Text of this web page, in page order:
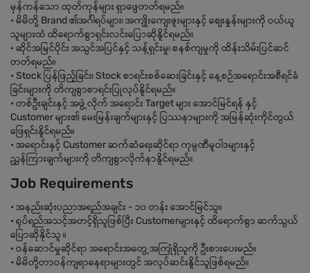
မှန်ကန်သော ထုတ်ကုန်များ ရှာဖွေတတ်ရမည်။
• မိမိတို့ Brand ၏အင်္ဂါရပ်များ၊ အကျိုးကျေးဇူးများနှင့် စျေးနှုန်းများကို ဝယ်ယူ
သူများထံ ထိရောက်စွာရှင်းလင်းပြောဆိုနိူင်ရမည်။
• ဆိုင်အမြင်ပိုင်း အသွင်အပြင်နှင့် သန့်ရှင်းမှု၊ စနစ်ကျမှုကို ထိန်းသိမ်းပြင်ဆင်
တတ်ရမည်။
• Stock ပြန်ဖြည့်ခြင်း၊ Stock စာရင်းစစ်ဆေးခြင်းနှင့် နေ့စဉ်အရောင်းအစီရင်ခံ
ခြင်းများကို တိကျစွာစာရင်းပြုလုပ်နိူင်ရမည်။
• တစ်ဦးချင်းနှင့် အဖွဲ့လိုက် အရောင်း Target များ အောင်မြင်ရန် နှင့်
Customer များ၏ မေးမြန်းချက်များနှင့် ပြဿနာများကို အမြန်ဆုံးကိုင်တွယ်
ဖြေရှင်းနိူင်ရမည်။
• အရောင်းနှင့် Customer ဆက်ဆံရေးဆိုင်ရာ ကုမ္ပဏီမူဝါဒများနှင့်
ညွှန်ကြားချက်များကို တိကျစွာလိုက်နာနိူင်ရမည်။
Job Requirements
• အနည်းဆုံးပညာအရည်အချင်း - ၁၀ တန်း အောင်မြင်သူ။
• ရုပ်ရည်အသင့်အတင့်ရှိသူဖြစ်ပြီး Customerများနှင့် ထိရောက်စွာ ဆက်သွယ်
ပြောဆိုနိုင်သူ ။
• ဝန်ဆောင်မှုဆိုင်ရာ အရောင်းအတွေ့အကြုံရှိသူကို ဦးစားပေးမည်။
• မိမိတို့တာဝန်ကျရာနေရာများတွင် အလုပ်ဆင်းနိူင်သူဖြစ်ရမည်။